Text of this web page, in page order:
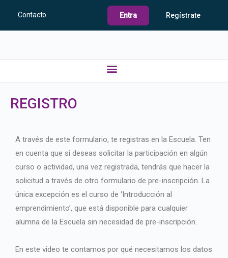
Contacto Entra Regístrate
REGISTRO
A través de este formulario, te registras en la Escuela. Ten
en cuenta que si deseas solicitar la participación en algún
curso o actividad, una vez registrada, tendrás que hacer la
solicitud a través de otro formulario de pre-inscripción. La
única excepción es el curso de ‘Introducción al
emprendimiento’, que está disponible para cualquier
alumna de la Escuela sin necesidad de pre-inscripción.
En este video te contamos por qué necesitamos los datos